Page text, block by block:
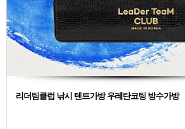
리더팀클럽 낚시 텐트가방 우레탄코팅 방수가방